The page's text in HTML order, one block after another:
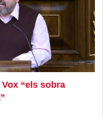
“els sobra